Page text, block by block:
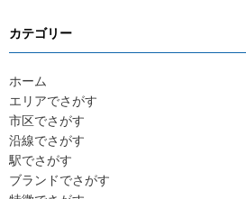
カテゴリー
ホーム
エリアでさがす
市区でさがす
沿線でさがす
駅でさがす
ブランドでさがす